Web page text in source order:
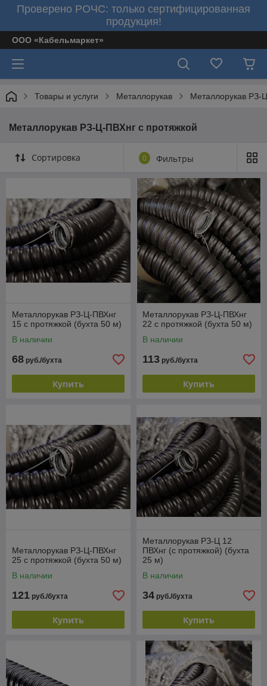
Проверено РОЧС: только сертифицированная
продукция!
ООО «Кабельмаркет»
Товары и услуги Металлорукав Металлорукав РЗ-
Металлорукав РЗ-Ц-ПВХнг с протяжкой
Сортировка 0 Фильтры
Металлорукав РЗ-Ц-ПВХнг
15 с протяжкой (бухта 50 м)
В наличии
68 руб./бухта
Купить
Металлорукав РЗ-Ц-ПВХнг
22 с протяжкой (бухта 50 м)
В наличии
113 руб./бухта
Купить
Металлорукав РЗ-Ц-ПВХнг
25 с протяжкой (бухта 50 м)
В наличии
121 руб./бухта
Купить
Металлорукав РЗ-Ц 12
ПВХнг (с протяжкой) (бухта
25 м)
В наличии
34 руб./бухта
Купить